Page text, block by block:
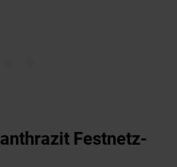
Festnetz-